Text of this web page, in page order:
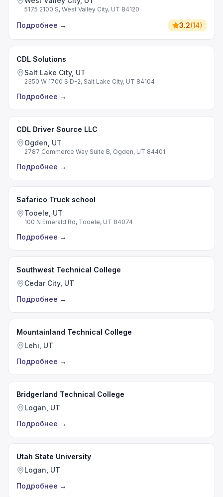
5175 2100 S, West Valley City, UT 84120
Подробнее → 3.2(14)
CDL Solutions
Salt Lake City, UT
2350 W 1700 S D-2, Salt Lake City, UT 84104
Подробнее →
CDL Driver Source LLC
Ogden, UT
2787 Commerce Way Suite B, Ogden, UT 84401
Подробнее →
Safarico Truck school
Tooele, UT
100 N Emerald Rd, Tooele, UT 84074
Подробнее →
Southwest Technical College
Cedar City, UT
Подробнее →
Mountainland Technical College
Lehi, UT
Подробнее →
Bridgerland Technical College
Logan, UT
Подробнее →
Utah State University
Logan, UT
Подробнее →